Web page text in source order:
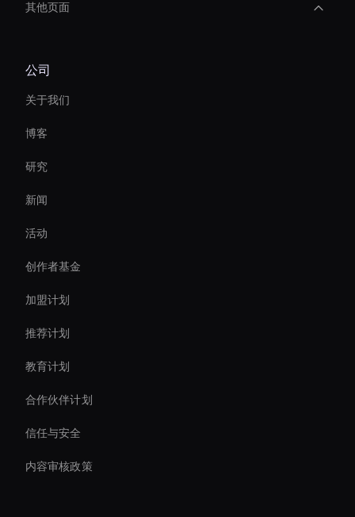
其他页面
Virtual Assistant For Business
Decision-Making Ai Avatar
Real-Time Virtual Human
Virtual Camera Ai
Personalized Ai Avatar For Online Learning
Real-Time Face Swap Ai
Ai Avatar For Zoom Meetings
公司
关于我们
博客
研究
新闻
活动
创作者基金
加盟计划
推荐计划
教育计划
合作伙伴计划
信任与安全
内容审核政策